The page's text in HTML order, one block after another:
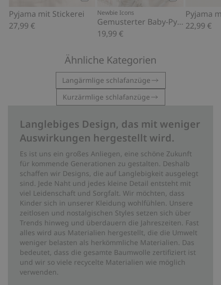
Pyjama mit Stickerei
27,99 €
Kaufen
Newbie Icons
Gemusterter Baby-Pyjama
19,99 €
22,99 €
Ähnliche Kategorien
Langärmlige schlafanzüge
Kurzärmlige schlafanzüge
Langlebiges Design, das mit weniger
Auswirkungen hergestellt wird.
Es ist uns ein großes Anliegen, eine schöne Zukunft
für kommende Generationen zu gestalten. Deshalb
schaffen wir Designs, die auf Langlebigkeit ausgelegt
sind. Jede Naht und jedes kleine Detail entsteht mit
viel Leidenschaft und Sorgfalt. Wir möchten, dass
Kinder sich in unserer Kleidung wohlfühlen. Unsere
zeitlosen und nostalgischen Styles setzen sich über
Trends hinweg und überdauern die Jahreszeiten. Fast
alles wird aus Materialien hergestellt, die die Umwelt
weniger belasten als herkömmliche Materialien. Das
bedeutet, dass die gesamte Baumwolle zertifiziert ist
und wir so viele recycelte Materialien wie möglich
verwenden.